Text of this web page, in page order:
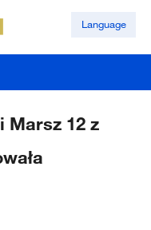
Language
Marsz 12 z